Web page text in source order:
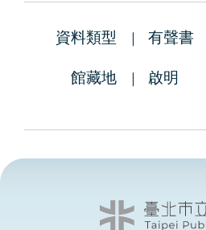
資料類型 有聲書
館藏地 啟明